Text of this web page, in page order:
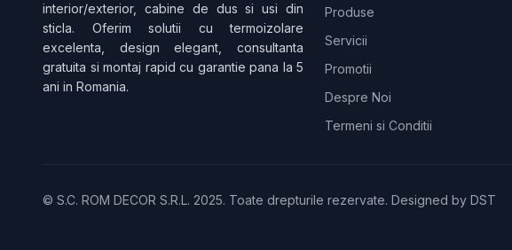
interior/exterior, cabine de dus si usi din
sticla. Oferim solutii cu termoizolare
excelenta, design elegant, consultanta
gratuita si montaj rapid cu garantie pana la 5
ani in Romania.
Produse
Servicii
Promotii
Despre Noi
Termeni si Conditii
© S.C. ROM DECOR S.R.L. 2025. Toate drepturile rezervate. Designed by DST